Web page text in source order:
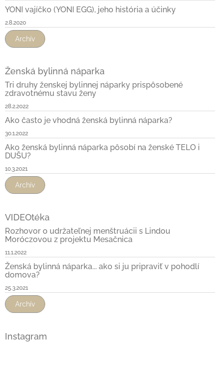
YONI vajíčko (YONI EGG), jeho história a účinky
2.8.2020
Archív
Ženská bylinná náparka
Tri druhy ženskej bylinnej náparky prispôsobené
zdravotnému stavu ženy
28.2.2022
Ako často je vhodná ženská bylinná náparka?
30.1.2022
Ako ženská bylinná náparka pôsobí na ženské TELO i
DUŠU?
10.3.2021
Archív
VIDEOtéka
Rozhovor o udržateľnej menštruácii s Lindou
Moróczovou z projektu Mesačnica
11.1.2022
Ženská bylinná náparka... ako si ju pripraviť v pohodlí
domova?
25.3.2021
Archív
Instagram